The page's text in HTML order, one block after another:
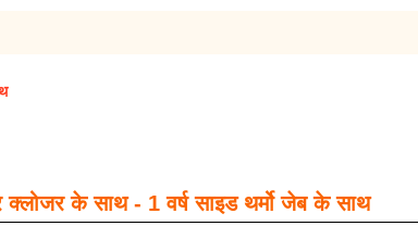
के साथ - 1 वर्ष साइड थर्मो जेब के साथ